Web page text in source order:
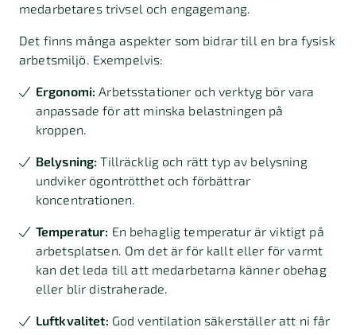
medarbetares trivsel och engagemang.
Det finns många aspekter som bidrar till en bra fysisk
arbetsmiljö. Exempelvis:
Ergonomi: Arbetsstationer och verktyg bör vara
anpassade för att minska belastningen på
kroppen.
Belysning: Tillräcklig och rätt typ av belysning
undviker ögontrötthet och förbättrar
koncentrationen.
Temperatur: En behaglig temperatur är viktigt på
arbetsplatsen. Om det är för kallt eller för varmt
kan det leda till att medarbetarna känner obehag
eller blir distraherade.
Luftkvalitet: God ventilation säkerställer att ni får